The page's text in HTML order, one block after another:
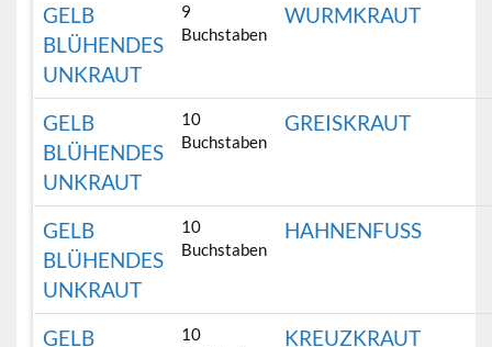
GELB
BLÜHENDES
UNKRAUT
9
Buchstaben
WURMKRAUT
GELB
BLÜHENDES
UNKRAUT
10
Buchstaben
GREISKRAUT
GELB
BLÜHENDES
UNKRAUT
10
Buchstaben
HAHNENFUSS
GELB
10
KREUZKRAUT